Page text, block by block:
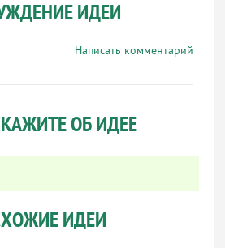
ИДЕИ
Написать комментарий
ОБ ИДЕЕ
ИДЕИ